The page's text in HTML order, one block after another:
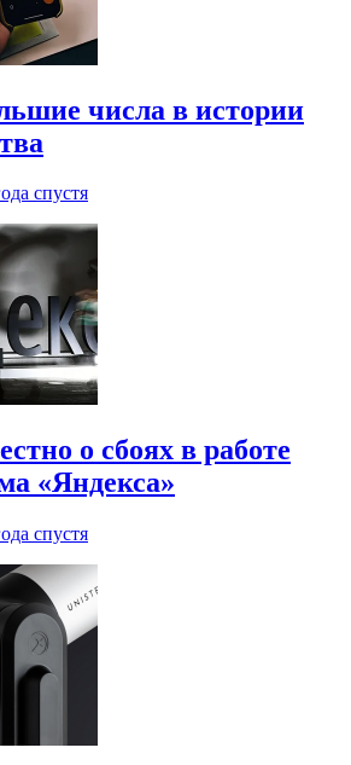
числа в истории
спустя
о сбоях в работе
«Яндекса»
спустя